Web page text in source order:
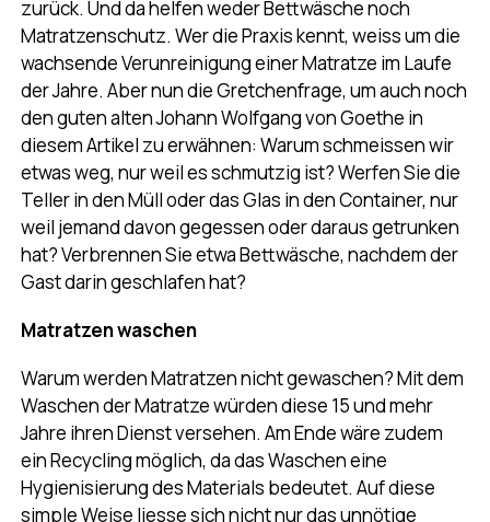
zurück. Und da helfen weder Bettwäsche noch
Matratzenschutz. Wer die Praxis kennt, weiss um die
wachsende Verunreinigung einer Matratze im Laufe
der Jahre. Aber nun die Gretchenfrage, um auch noch
den guten alten Johann Wolfgang von Goethe in
diesem Artikel zu erwähnen: Warum schmeissen wir
etwas weg, nur weil es schmutzig ist? Werfen Sie die
Teller in den Müll oder das Glas in den Container, nur
weil jemand davon gegessen oder daraus getrunken
hat? Verbrennen Sie etwa Bettwäsche, nachdem der
Gast darin geschlafen hat?
Matratzen waschen
Warum werden Matratzen nicht gewaschen? Mit dem
Waschen der Matratze würden diese 15 und mehr
Jahre ihren Dienst versehen. Am Ende wäre zudem
ein Recycling möglich, da das Waschen eine
Hygienisierung des Materials bedeutet. Auf diese
simple Weise liesse sich nicht nur das unnötige